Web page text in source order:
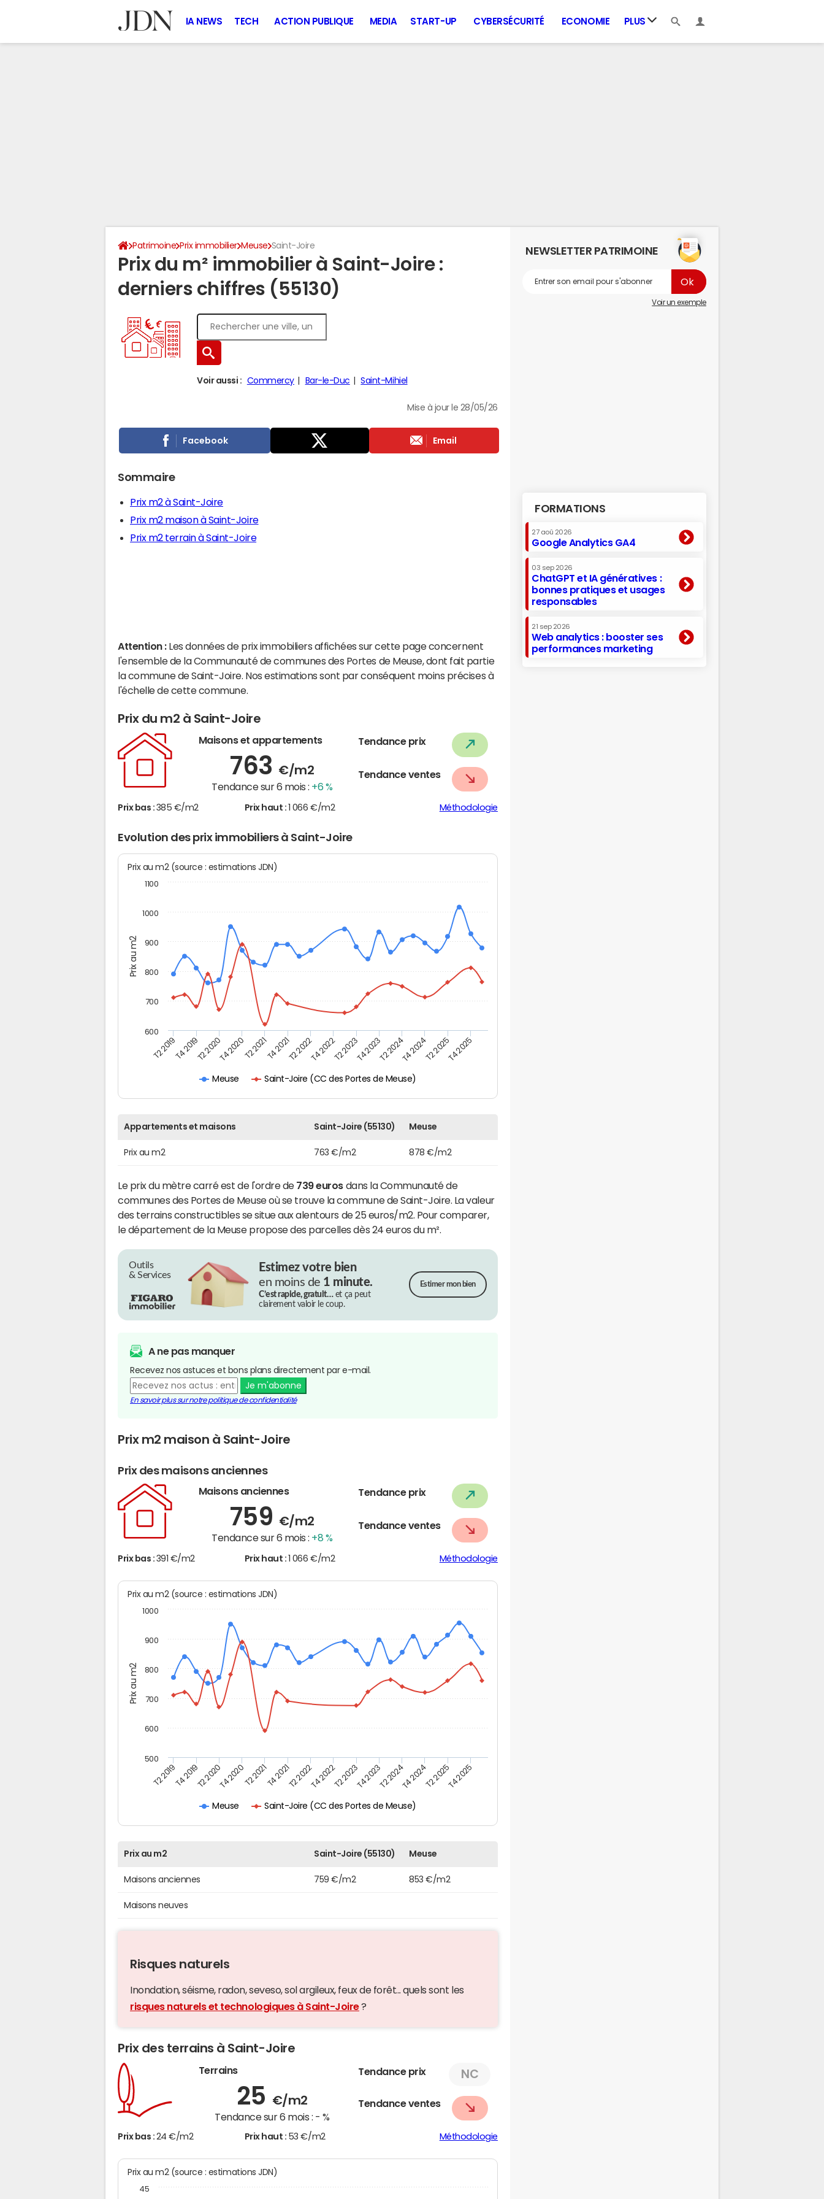
IA NEWS TECH ACTION PUBLIQUE MEDIA START-UP CYBERSÉCURITÉ ECONOMIE PLUS
Patrimoine Prix immobilier Meuse Saint-Joire
Prix du m² immobilier à Saint-Joire :
derniers chiffres (55130)
Voir aussi : Commercy Bar-le-Duc Saint-Mihiel
Mise à jour le 28/05/26
Facebook Email
Sommaire
Prix m2 à Saint-Joire
Prix m2 maison à Saint-Joire
Prix m2 terrain à Saint-Joire
Attention : Les données de prix immobiliers affichées sur cette page concernent
l'ensemble de la Communauté de communes des Portes de Meuse, dont fait partie
la commune de Saint-Joire. Nos estimations sont par conséquent moins précises à
l'échelle de cette commune.
Prix du m2 à Saint-Joire
Maisons et appartements
763 €/m2
Tendance sur 6 mois : +6 %
Tendance prix
Tendance ventes
Prix bas : 385 €/m2 Prix haut : 1 066 €/m2 Méthodologie
Evolution des prix immobiliers à Saint-Joire
Prix au m2
Prix au m2 (source : estimations JDN)
Meuse Saint-Joire (CC des Portes de Meuse)
T2 2019T4 2019T2 2020T4 2020T2 2021T4 2021T2 2022T4 2022T2 2023T4 2023T2 2024T4 2024T2 2025T4 2025
600
700
800
900
1000
1100
Appartements et maisons Saint-Joire (55130) Meuse
Prix au m2 763 €/m2 878 €/m2
Le prix du mètre carré est de l'ordre de 739 euros dans la Communauté de
communes des Portes de Meuse où se trouve la commune de Saint-Joire. La valeur
des terrains constructibles se situe aux alentours de 25 euros/m2. Pour comparer,
le département de la Meuse propose des parcelles dès 24 euros du m².
Outils
& Services
Estimez votre bien
en moins de 1 minute.
C’est rapide, gratuit…et ça peut
clairement valoir le coup.
Estimer mon bien
A ne pas manquer
Recevez nos astuces et bons plans directement par e-mail.
Je m'abonne
En savoir plus sur notre politique de confidentialité
Prix m2 maison à Saint-Joire
Prix des maisons anciennes
Maisons anciennes
759 €/m2
Tendance sur 6 mois : +8 %
Tendance prix
Tendance ventes
Prix bas : 391 €/m2 Prix haut : 1 066 €/m2 Méthodologie
Prix au m2
Prix au m2 (source : estimations JDN)
Meuse Saint-Joire (CC des Portes de Meuse)
T2 2019T4 2019T2 2020T4 2020T2 2021T4 2021T2 2022T4 2022T2 2023T4 2023T2 2024T4 2024T2 2025T4 2025
500
600
700
800
900
1000
Prix au m2 Saint-Joire (55130) Meuse
Maisons anciennes 759 €/m2 853 €/m2
Maisons neuves
Risques naturels
Inondation, séisme, radon, seveso, sol argileux, feux de forêt... quels sont les
risques naturels et technologiques à Saint-Joire?
Prix des terrains à Saint-Joire
Terrains
25 €/m2
Tendance sur 6 mois : - %
Tendance prix NC
Tendance ventes
Prix bas : 24 €/m2 Prix haut : 53 €/m2 Méthodologie
Prix au m2 (source : estimations JDN)
45
NEWSLETTER PATRIMOINE
Voir un exemple
FORMATIONS
27 aoû 2026
Google Analytics GA4
03 sep 2026
ChatGPT et IA génératives :
bonnes pratiques et usages
responsables
21 sep 2026
Web analytics : booster ses
performances marketing